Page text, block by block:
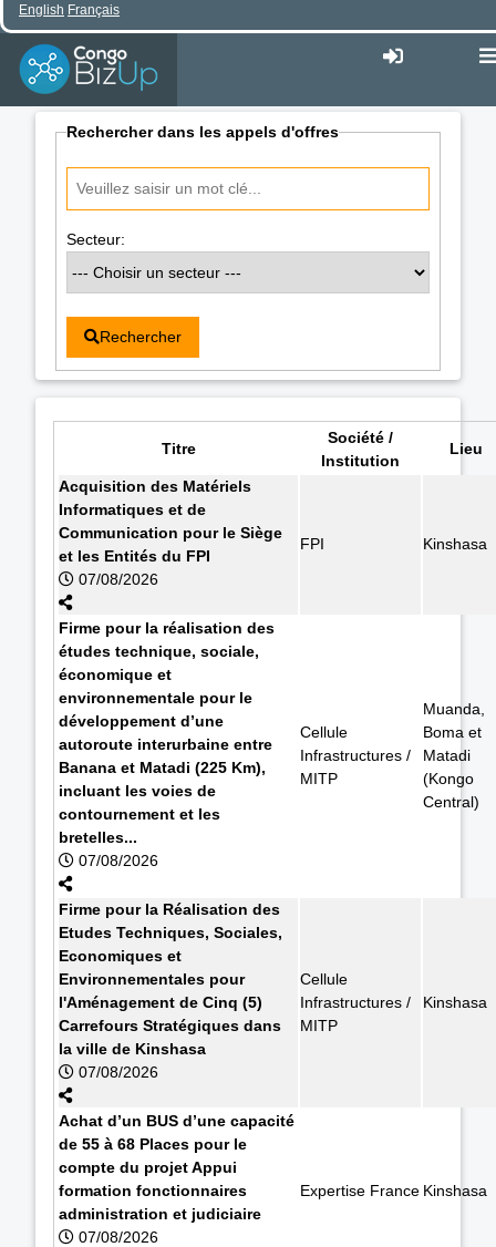
English Français
Rechercher dans les appels d'offres
Secteur:
Rechercher
Titre
Société /
Institution
Lieu
Acquisition des Matériels
Informatiques et de
Communication pour le Siège
et les Entités du FPI
07/08/2026
FPI Kinshasa
Firme pour la réalisation des
études technique, sociale,
économique et
environnementale pour le
développement d’une
autoroute interurbaine entre
Banana et Matadi (225 Km),
incluant les voies de
contournement et les
bretelles...
07/08/2026
Cellule
Infrastructures /
MITP
Muanda,
Boma et
Matadi
(Kongo
Central)
Firme pour la Réalisation des
Etudes Techniques, Sociales,
Economiques et
Environnementales pour
l'Aménagement de Cinq (5)
Carrefours Stratégiques dans
la ville de Kinshasa
07/08/2026
Cellule
Infrastructures /
MITP
Kinshasa
Achat d’un BUS d’une capacité
de 55 à 68 Places pour le
compte du projet Appui
formation fonctionnaires
administration et judiciaire
07/08/2026
Expertise France Kinshasa